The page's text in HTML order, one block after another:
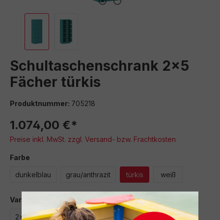
Schultaschenschrank 2x5
Fächer türkis
Produktnummer: 705218
1.074,00 €*
Preise inkl. MwSt. zzgl. Versand- bzw. Frachtkosten
Farbe
dunkelblau grau/anthrazit türkis weiß
Variante auswählen
2x4 Fächer 2x5 Fächer 3x4 Fächer